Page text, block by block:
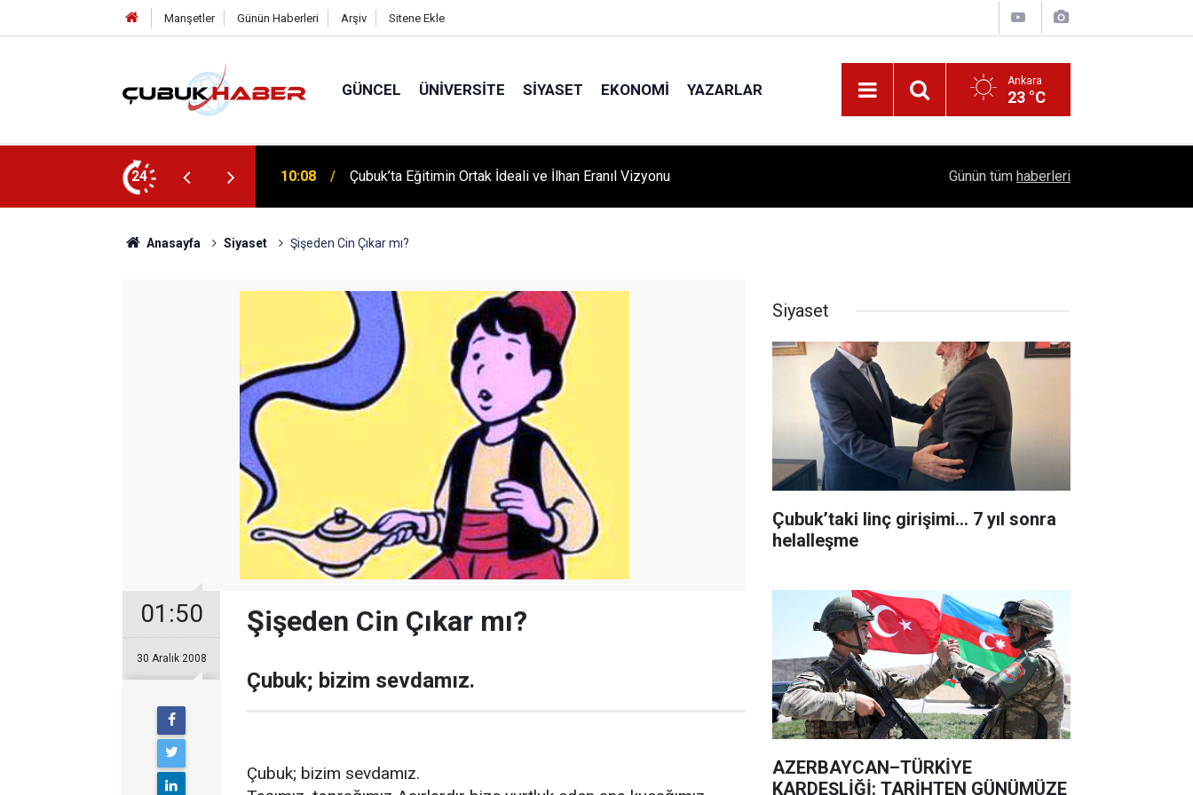
Manşetler Günün Haberleri Arşiv Sitene Ekle
GÜNCEL ÜNIVERSITE SIYASET EKONOMI YAZARLAR Ankara
23 °C
24 12:06 ÇUBUK’TA ‘YAZA MERHABA’ COŞKUSU: Kursiyerler Gönüllerince Eğlendi! 1504 Kep, Tek Bir Hedef: Bilim Kenti Çubuk
Günün tüm haberleri
Anasayfa Siyaset Şişeden Cin Çıkar mı?
01:50
30 Aralık 2008
Şişeden Cin Çıkar mı?
Çubuk; bizim sevdamız.
Çubuk; bizim sevdamız.
Siyaset
Çubuk’taki linç girişimi... 7 yıl sonra
helalleşme
AZERBAYCAN–TÜRKİYE
KARDEŞLİĞİ: TARİHTEN GÜNÜMÜZE